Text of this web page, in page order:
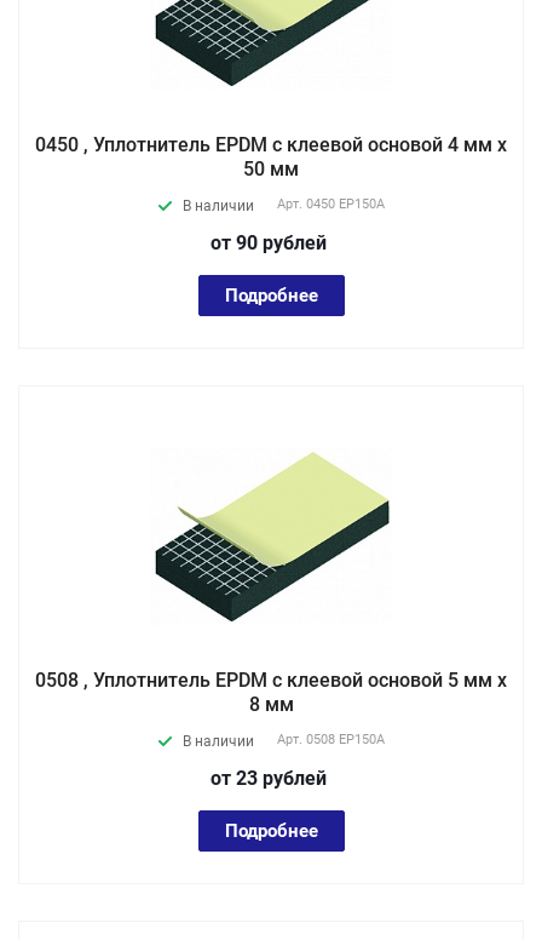
0450 , Уплотнитель EPDM с клеевой основой 4 мм х
50 мм
В наличии Арт. 0450 EP150А
от 90 рублей
Подробнее
0508 , Уплотнитель EPDM с клеевой основой 5 мм х
8 мм
В наличии Арт. 0508 EP150А
от 23 рублей
Подробнее